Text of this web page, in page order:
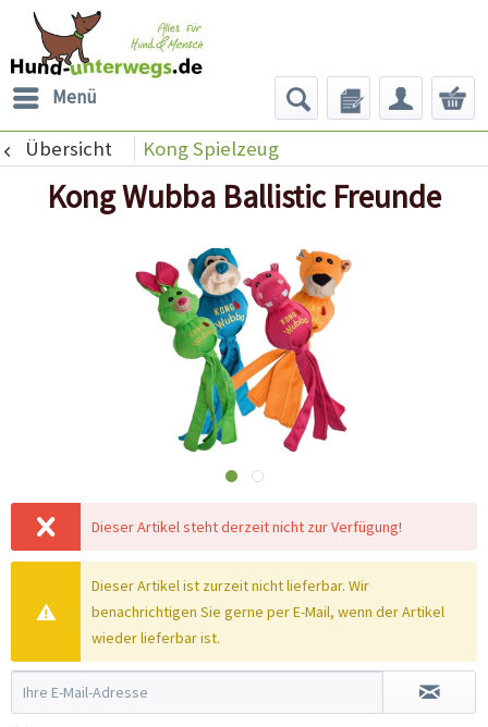
Menü
Übersicht Kong Spielzeug
Kong Wubba Ballistic Freunde
Dieser Artikel steht derzeit nicht zur Verfügung!
Dieser Artikel ist zurzeit nicht lieferbar. Wir
benachrichtigen Sie gerne per E-Mail, wenn der Artikel
wieder lieferbar ist.